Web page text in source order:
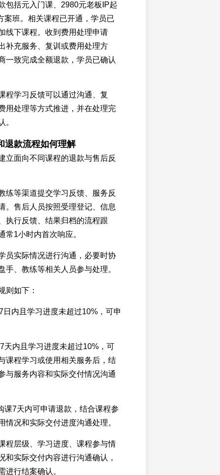
包括元入门课、2980元老板IP起
案班。相关课程已开通，学员已
线下课程。收到费用处理申请
补充服务、复训或费用处理方
一致完成全额退款，学员已确认
程学习反馈可以通过沟通、复
用处理等方式推进，并在处理完
。
退款流程如何理解
立面向不同课程的退款与售后反
练等渠道提交学习反馈、服务反
。售后人员按照受理登记、信息
执行反馈、结果归档的流程跟
常1小时内首次响应。
员实际情况进行沟通，必要时协
手、教练等相关人员参与处理。
则如下：
日内且学习进度未超过10%，可申
天内且学习进度未超过10%，可
课程学习或使用相关服务后，结
与服务内容和实际交付情况沟通
课7天内可申请退款，结合课程参
情况和实际交付进度沟通处理。
程层级、学习进度、课程参与情
和实际交付内容进行沟通确认，
进行结案确认。